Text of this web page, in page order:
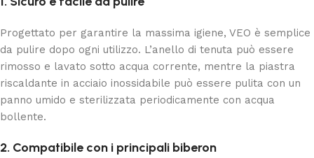
Progettato per garantire la massima igiene, VEO è semplice
da pulire dopo ogni utilizzo. L’anello di tenuta può essere
rimosso e lavato sotto acqua corrente, mentre la piastra
riscaldante in acciaio inossidabile può essere pulita con un
panno umido e sterilizzata periodicamente con acqua
bollente.
2. Compatibile con i principali biberon